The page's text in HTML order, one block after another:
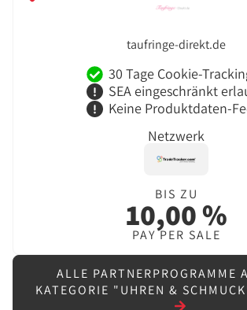
taufringe-direkt.de
30 Tage Cookie-
SEA eingeschränkt
Keine Produktdaten-
Netzwerk
BIS ZU
10,00 %
PAY PER SALE
ALLE PARTNERPROGRAMME
KATEGORIE "UHREN &